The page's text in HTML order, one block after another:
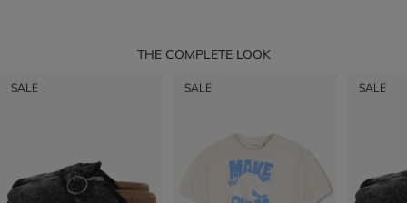
THE COMPLETE LOOK
SALE SALE SALE